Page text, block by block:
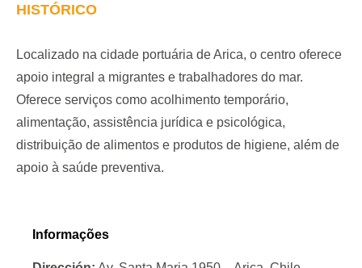
HISTÓRICO
Localizado na cidade portuária de Arica, o centro oferece
apoio integral a migrantes e trabalhadores do mar.
Oferece serviços como acolhimento temporário,
alimentação, assistência jurídica e psicológica,
distribuição de alimentos e produtos de higiene, além de
apoio à saúde preventiva.
Informações